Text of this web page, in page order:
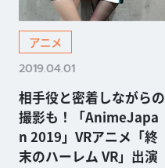
アニメ
2019.04.01
相手役と密着しながらの
撮影も！「AnimeJapa
n 2019」VRアニメ「終
末のハーレム VR」出演